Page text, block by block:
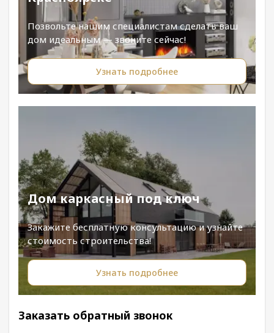
Позвольте нашим специалистам сделать ваш
дом идеальным — звоните сейчас!
Узнать подробнее
Дом каркасный под ключ
Закажите бесплатную консультацию и узнайте
стоимость строительства!
Узнать подробнее
Заказать обратный звонок